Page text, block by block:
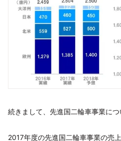
続きまして、先進国二輪車事業につ
2017年度の先進国二輪車事業の売